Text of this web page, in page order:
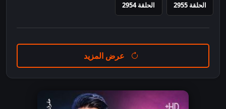
الحلقة 2955 الحلقة 2954
عرض المزيد